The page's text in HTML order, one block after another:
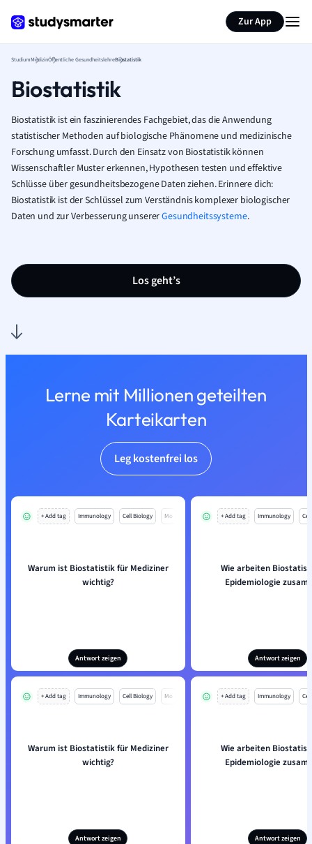
Zur App
StudiumMedizinÖffentliche GesundheitslehreBiostatistik
Biostatistik
Biostatistik ist ein faszinierendes Fachgebiet, das die Anwendung
statistischer Methoden auf biologische Phänomene und medizinische
Forschung umfasst. Durch den Einsatz von Biostatistik können
Wissenschaftler Muster erkennen, Hypothesen testen und effektive
Schlüsse über gesundheitsbezogene Daten ziehen. Erinnere dich:
Biostatistik ist der Schlüssel zum Verständnis komplexer biologischer
Daten und zur Verbesserung unsererGesundheitssysteme.
Los geht’s
Lerne mit Millionen geteilten
Karteikarten
Leg kostenfrei los
+ Add tag Immunology Cell Biology Mo
Warum ist Biostatistik für Mediziner
wichtig?
Antwort zeigen
+ Add tag Immunology
Wie arbeiten
Epidemiologie
Antwort zeigen
+ Add tag Immunology Cell Biology Mo
Warum ist Biostatistik für Mediziner
wichtig?
Antwort zeigen
+ Add tag Immunology
Wie arbeiten
Epidemiologie
Antwort zeigen